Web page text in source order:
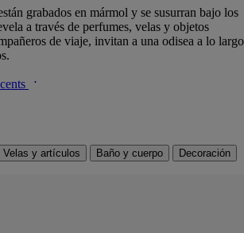
grabados en mármol y se susurran bajo los
a través de perfumes, velas y objetos
de viaje, invitan a una odisea a lo largo
Velas y artículos Baño y cuerpo Decoración